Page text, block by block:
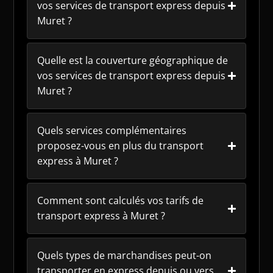
vos services de transport express depuis
Muret ?
Quelle est la couverture géographique de
vos services de transport express depuis
Muret ?
Quels services complémentaires
proposez-vous en plus du transport
express à Muret ?
Comment sont calculés vos tarifs de
transport express à Muret ?
Quels types de marchandises peut-on